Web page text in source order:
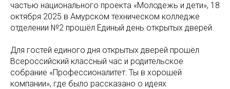
частью национального проекта «Молодежь и дети», 18
октября 2025 в Амурском техническом колледже
отделении №2 прошёл Единый день открытых дверей.
Для гостей единого дня открытых дверей прошёл
Всероссийский классный час и родительское
собрание «Профессионалитет: Ты в хорошей
компании», где было рассказано о идеях